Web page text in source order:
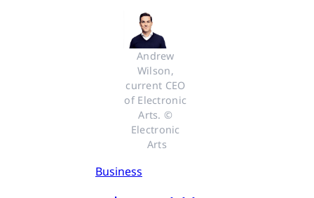
Andrew
Wilson,
current CEO
of Electronic
Arts. ©
Electronic
Arts
Business